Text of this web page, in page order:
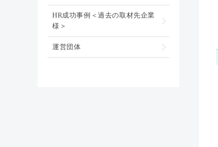
HR成功事例＜過去の取材先企業
様＞
運営団体